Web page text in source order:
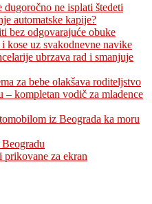
ne isplati štedeti
automatske kapije?
bez odgovarajuće obuke
kose uz svakodnevne navike
ubrzava rad i smanjuje
za bebe olakšava roditeljstvo
– kompletan vodič za mladence
iz Beograda ka moru
za ekran